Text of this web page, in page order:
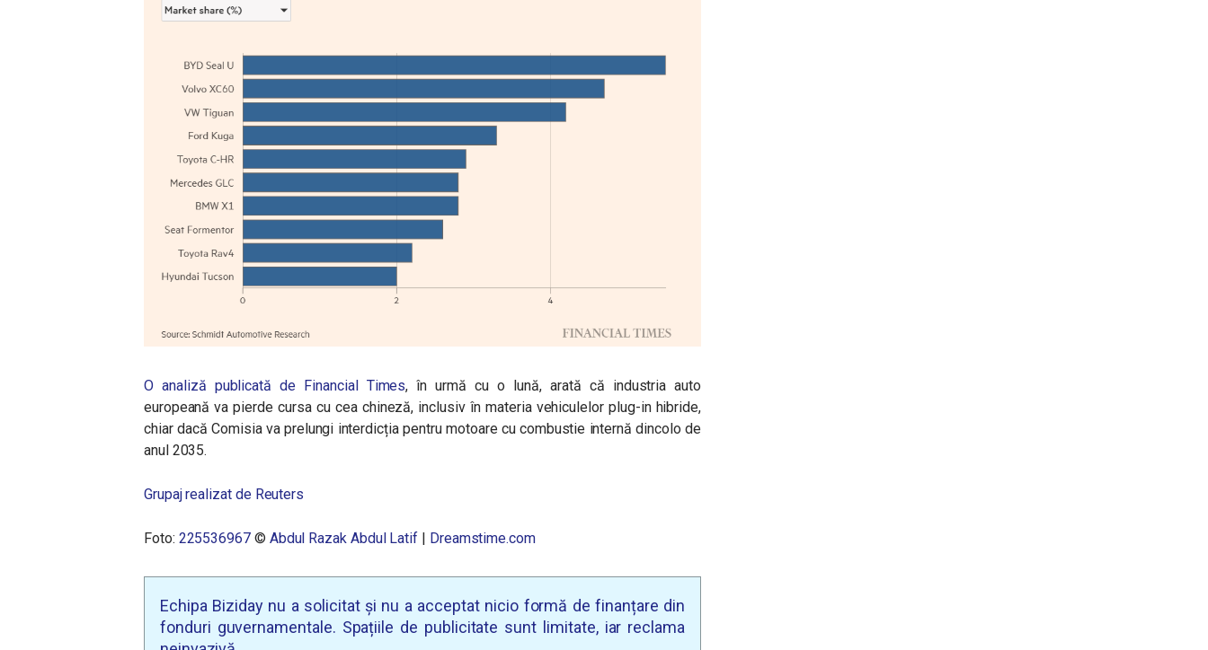
O analiză publicată de Financial Times, în urmă cu o lună, arată că industria auto
europeană va pierde cursa cu cea chineză, inclusiv în materia vehiculelor plug-in hibride,
chiar dacă Comisia va prelungi interdicția pentru motoare cu combustie internă dincolo de
anul 2035.
Grupaj realizat de Reuters
Foto: 225536967© Abdul Razak Abdul Latif | Dreamstime.com
Echipa Biziday nu a solicitat și nu a acceptat nicio formă de finanțare din
fonduri guvernamentale. Spațiile de publicitate sunt limitate, iar reclama